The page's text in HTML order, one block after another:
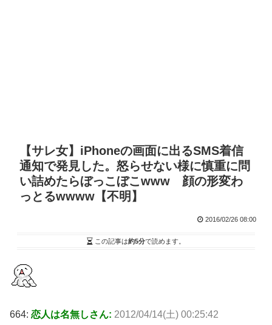
【サレ女】iPhoneの画面に出るSMS着信
通知で発見した。怒らせない様に慎重に問
い詰めたらぼっこぼこwww 顔の形変わ
っとるwwww【不明】
2016/02/26 08:00
この記事は約5分で読めます。
664: 恋人は名無しさん: 2012/04/14(土) 00:25:42